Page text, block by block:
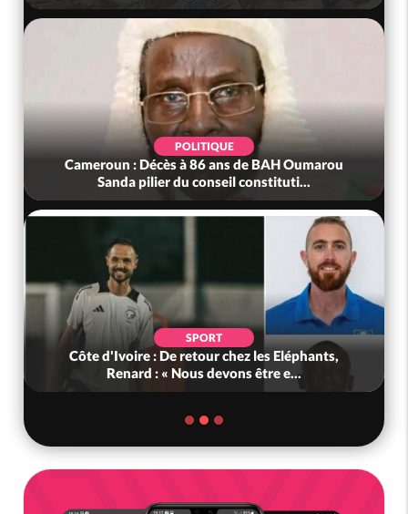
POLITIQUE
Cameroun : Décès à 86 ans de BAH Oumarou
Sanda pilier du conseil constituti...
SPORT
Côte d'Ivoire : De retour chez les Eléphants,
Renard : « Nous devons être e...